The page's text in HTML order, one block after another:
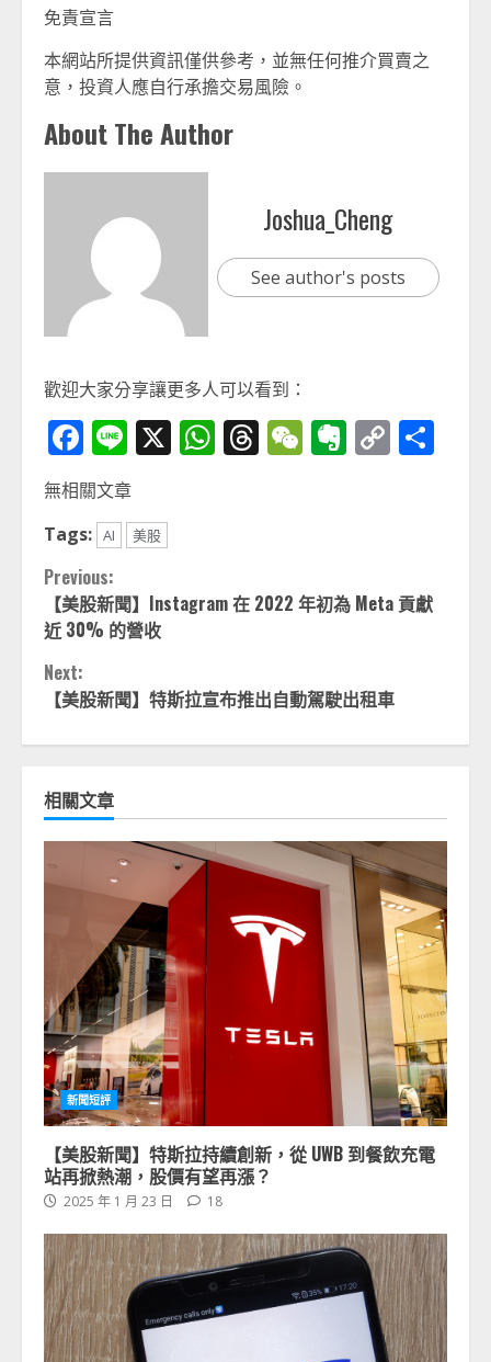
免責宣言
本網站所提供資訊僅供參考，並無任何推介買賣之
意，投資人應自行承擔交易風險。
About The Author
Joshua_Cheng
See author's posts
歡迎大家分享讓更多人可以看到：
Facebook
Line
X WhatsApp
Threads
WeChat
Evernote
Copy
無相關文章
Tags: AI 美股
Continue
Reading
Previous:
【美股新聞】Instagram 在 2022 年初為 Meta 貢獻
近 30% 的營收
Next:
【美股新聞】特斯拉宣布推出自動駕駛出租車
相關文章
新聞短評
【美股新聞】特斯拉持續創新，從 UWB 到餐飲充電
站再掀熱潮，股價有望再漲？
2025 年 1 月 23 日 18